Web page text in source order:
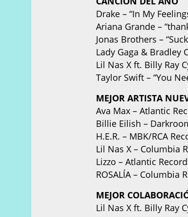
Drake – “In My
Ariana Grande –
Jonas Brothers –
Lady Gaga & Bradley
Lil Nas X ft. Billy Ray
Taylor Swift – “You
MEJOR ARTISTA
Ava Max – Atlantic
Billie Eilish –
H.E.R. – MBK/RCA
Lil Nas X – Columbia
Lizzo – Atlantic
ROSALÍA – Columbia
MEJOR
Lil Nas X ft. Billy Ray